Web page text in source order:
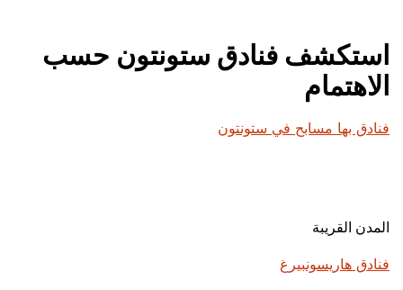
استكشف فنادق ستونتون حسب
الاهتمام
فنادق بها مسابح في ستونتون
المدن القريبة
فنادق هاريسونبيرغ